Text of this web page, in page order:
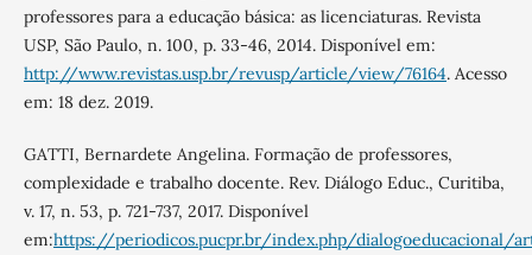
professores para a educação básica: as licenciaturas. Revista
USP, São Paulo, n. 100, p. 33-46, 2014. Disponível em:
http://www.revistas.usp.br/revusp/article/view/76164. Acesso
em: 18 dez. 2019.
GATTI, Bernardete Angelina. Formação de professores,
complexidade e trabalho docente. Rev. Diálogo Educ., Curitiba,
v. 17, n. 53, p. 721-737, 2017. Disponível
em:https://periodicos.pucpr.br/index.php/dialogoeducacional/